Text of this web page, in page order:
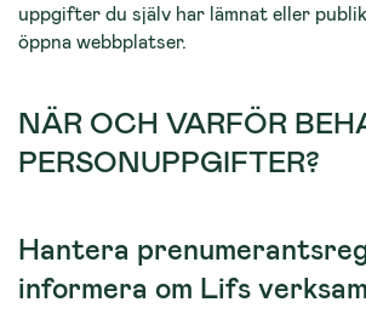
uppgifter du själv har lämnat eller
öppna webbplatser.
NÄR OCH VARFÖR
PERSONUPPGIFTER?
Hantera
informera om Lifs